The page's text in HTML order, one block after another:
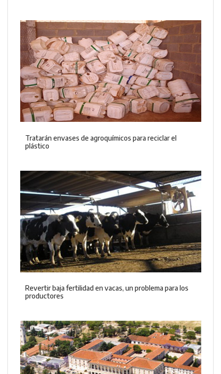
Tratarán envases de agroquímicos para reciclar el
plástico
Revertir baja fertilidad en vacas, un problema para los
productores